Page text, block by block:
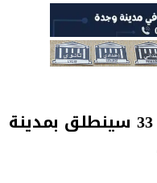
دوري النتيفي في نسخته 33 سينطلق بمدينة